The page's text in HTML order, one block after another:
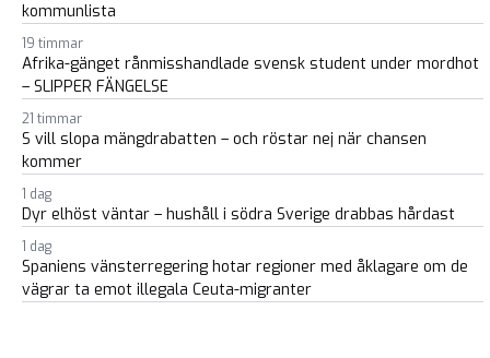
kommunlista
19 timmar
Afrika-gänget rånmisshandlade svensk student under mordhot
– SLIPPER FÄNGELSE
21 timmar
S vill slopa mängdrabatten – och röstar nej när chansen
kommer
1 dag
Dyr elhöst väntar – hushåll i södra Sverige drabbas hårdast
1 dag
Spaniens vänsterregering hotar regioner med åklagare om de
vägrar ta emot illegala Ceuta-migranter